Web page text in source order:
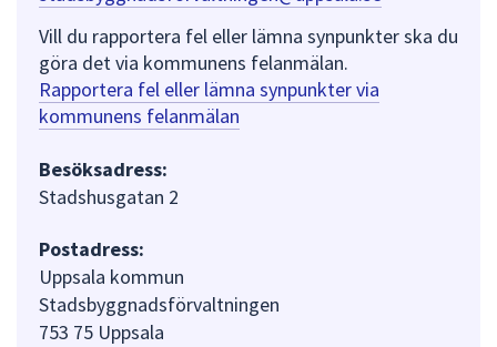
Vill du rapportera fel eller lämna synpunkter ska du
göra det via kommunens felanmälan.
Rapportera fel eller lämna synpunkter via
kommunens felanmälan
Besöksadress:
Stadshusgatan 2
Postadress:
Uppsala kommun
Stadsbyggnadsförvaltningen
753 75 Uppsala